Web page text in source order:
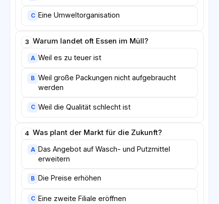
C Eine Umweltorganisation
3 Warum landet oft Essen im Müll?
A Weil es zu teuer ist
B Weil große Packungen nicht aufgebraucht
werden
C Weil die Qualität schlecht ist
4 Was plant der Markt für die Zukunft?
A Das Angebot auf Wasch- und Putzmittel
erweitern
B Die Preise erhöhen
C Eine zweite Filiale eröffnen